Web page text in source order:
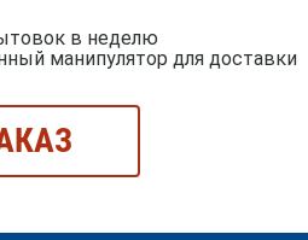
в неделю
манипулятор для доставки